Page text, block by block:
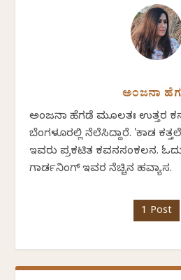
ಅಂಜನಾ
ಅಂಜನಾ ಹೆಗಡೆ ಮೂಲತಃ ಉತ್ತರ
ಬೆಂಗಳೂರಲ್ಲಿ ನೆಲೆಸಿದ್ದಾರೆ. 'ಕಾಡ
ಇವರು ಪ್ರಕಟಿತ ಕವನಸಂಕಲನ.
ಗಾರ್ಡನಿಂಗ್ ಇವರ ನೆಚ್ಚಿನ ಹವ್ಯಾಸ.
1 Post